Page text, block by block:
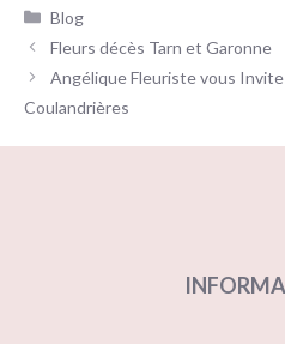
Catégories
Blog
Fleurs décès Tarn et Garonne
Angélique Fleuriste vous Invite
Coulandrières